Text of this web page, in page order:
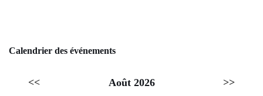
Calendrier des événements
<< Août 2026 >>